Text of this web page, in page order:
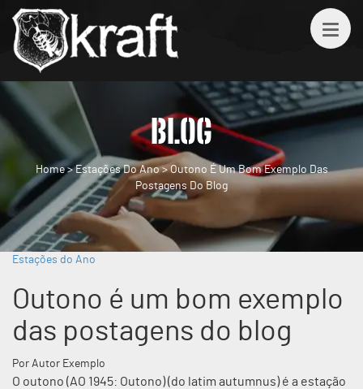
BLOG
Home>Estações Do Ano>Outono É Um Bom Exemplo Das
Postagens Do Blog
Estações do Ano
Outono é um bom exemplo
das postagens do blog
Por Autor Exemplo
O outono (AO 1945: Outono) (do latim autumnus) é a estação